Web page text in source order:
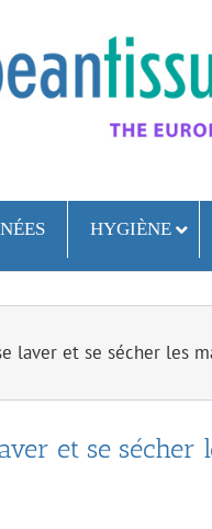
HYGIÈNE
laver et se sécher les
et se sécher